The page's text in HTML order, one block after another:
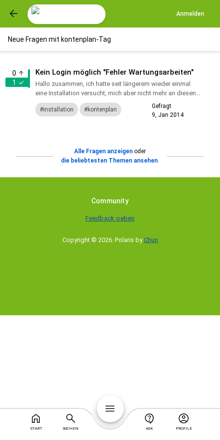
Anmelden
START SUCHEN ASK PROFILE
Neue Fragen mit kontenplan-Tag
0
1
Kein Login möglich "Fehler Wartungsarbeiten"
Hallo zusammen, ich hatte seit längerem wieder einmal
eine Installation versucht, mich aber nicht mehr an diesen
Fehler erinnert! Wenn nach der Installation eine neue Da...
Gefragt
9, Jan 2014
installation kontenplan
Alle Fragen anzeigen oder
die beliebtesten Themen ansehen.
Community
Feedback geben
Copyright © 2026. Polaris by Chun